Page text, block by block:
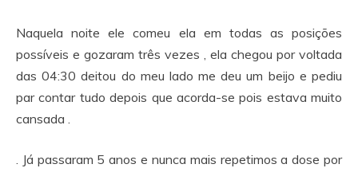
Naquela noite ele comeu ela em todas as posições
possíveis e gozaram três vezes , ela chegou por voltada
das 04:30 deitou do meu lado me deu um beijo e pediu
par contar tudo depois que acorda-se pois estava muito
cansada .
. Já passaram 5 anos e nunca mais repetimos a dose por